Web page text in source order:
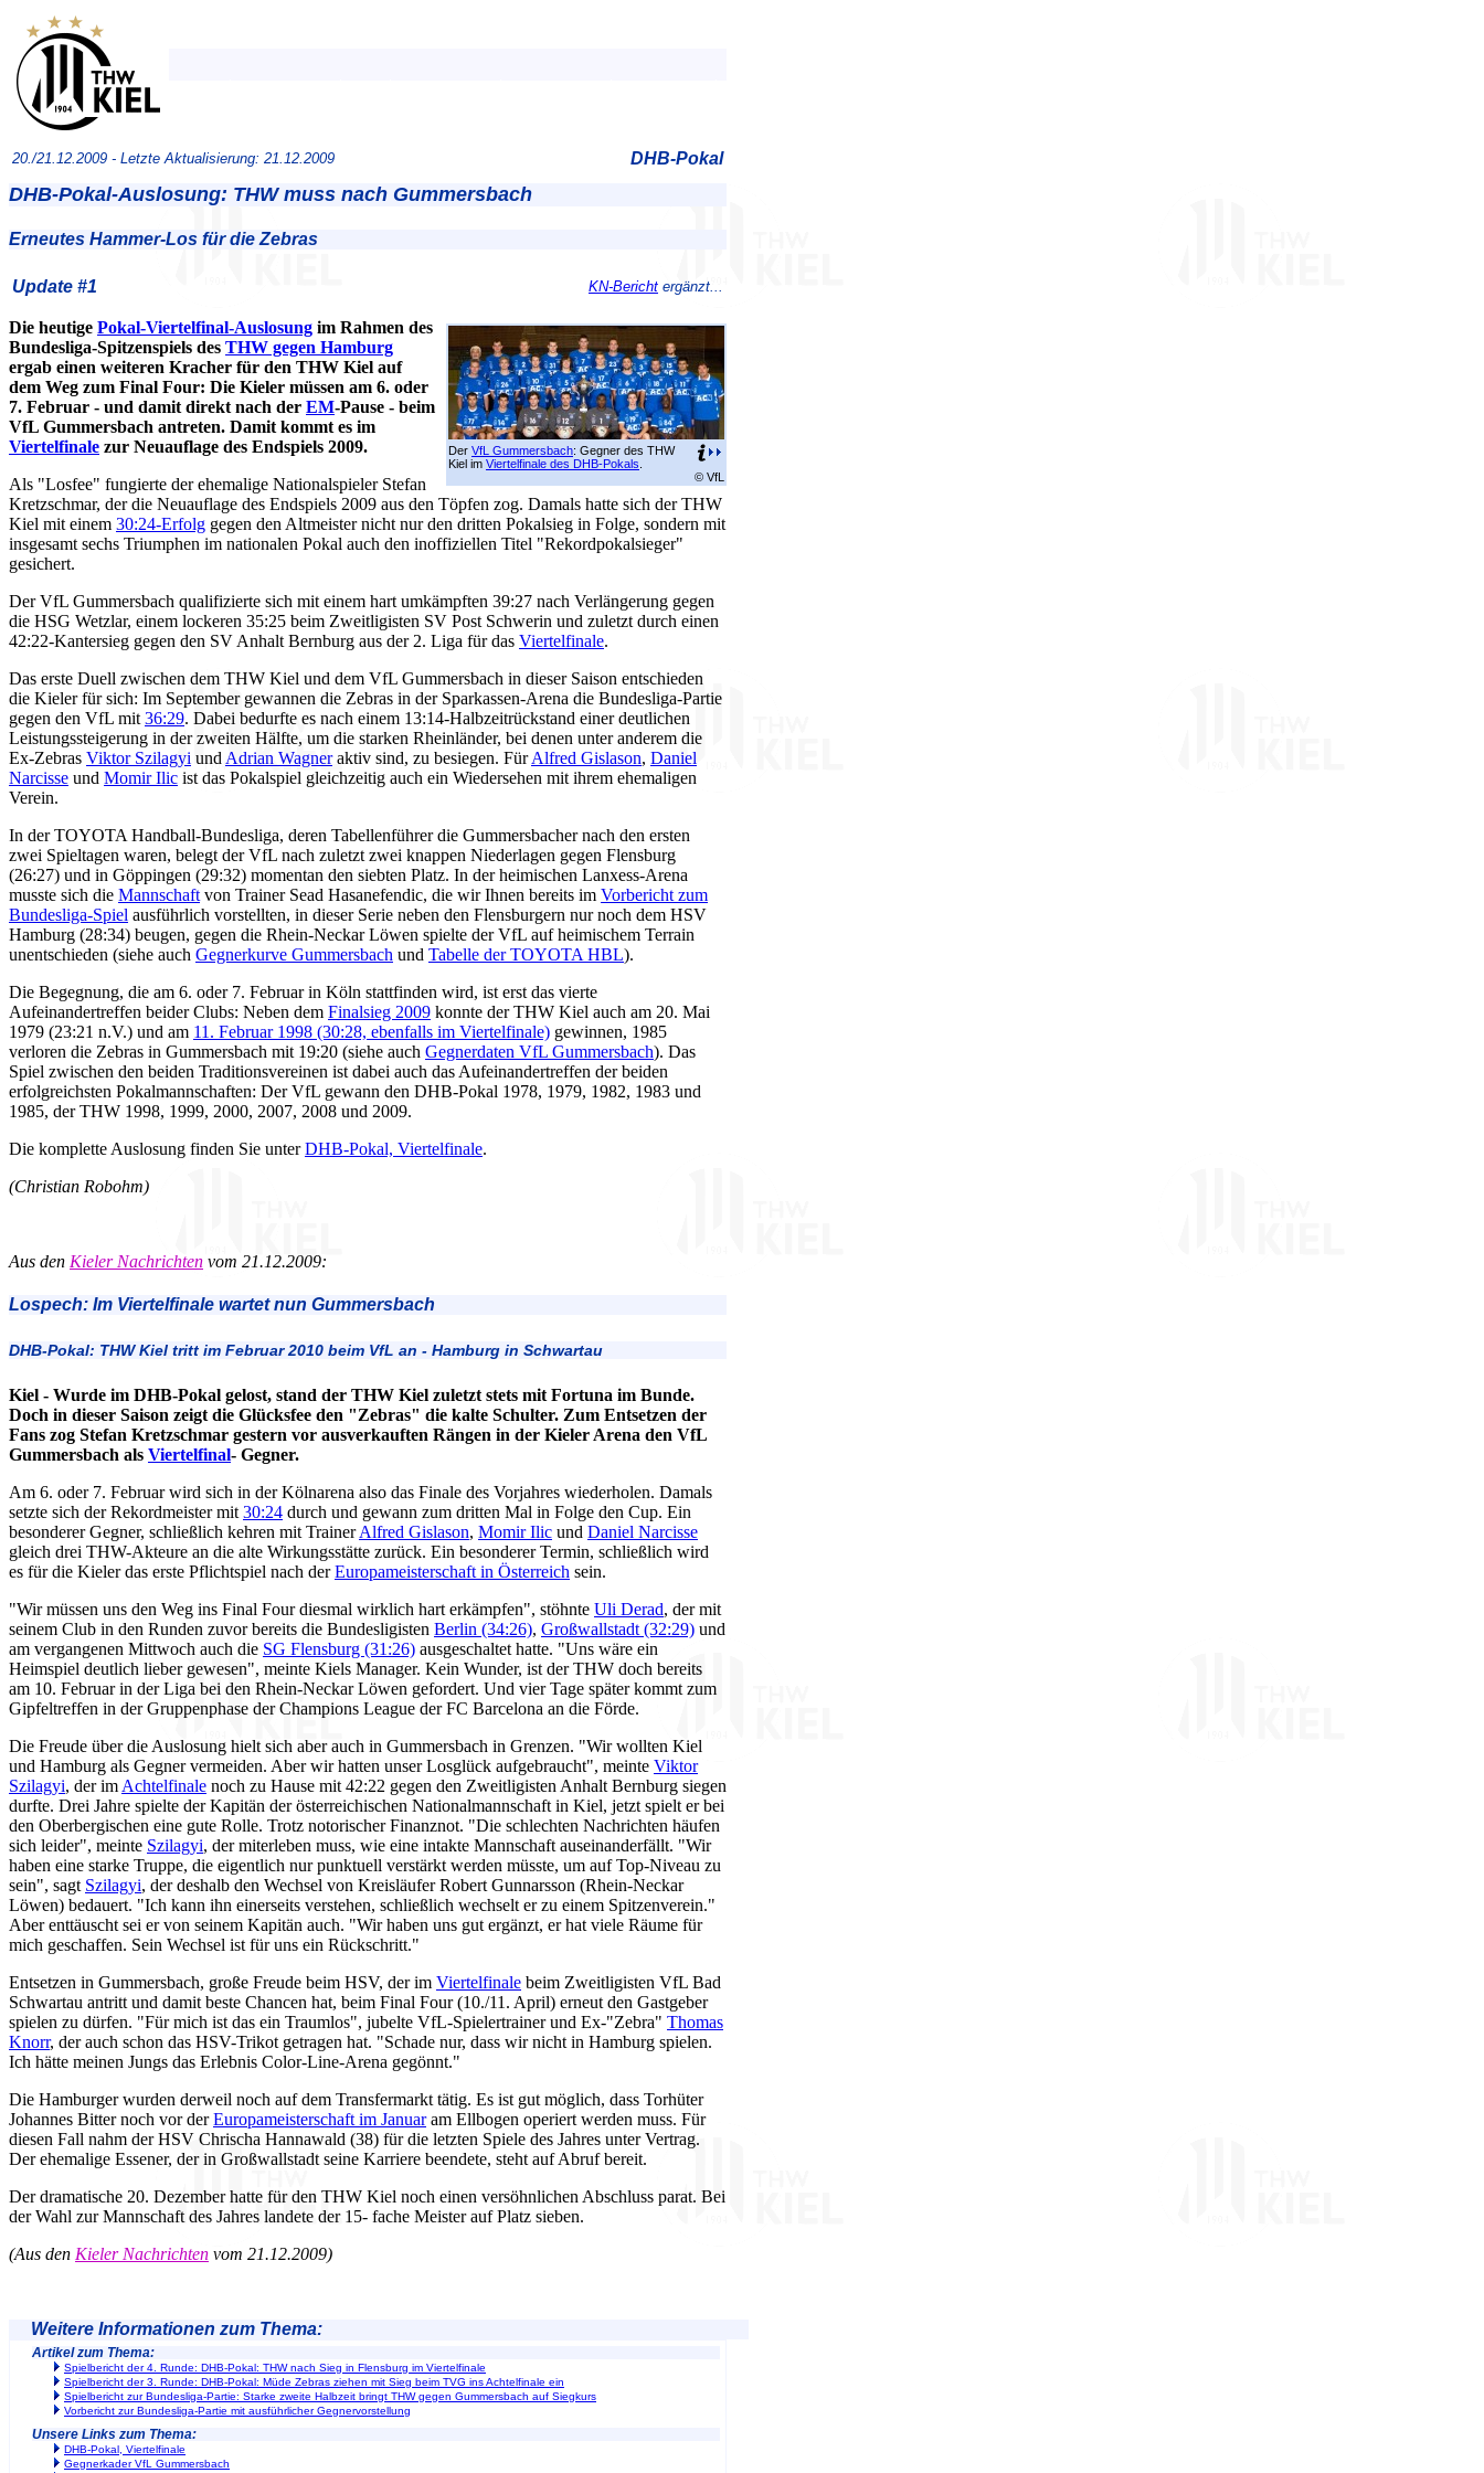
20./21.12.2009 - Letzte Aktualisierung: 21.12.2009 DHB-Pokal
DHB-Pokal-Auslosung: THW muss nach Gummersbach
Erneutes Hammer-Los für die Zebras
Update #1 KN-Bericht ergänzt...
Der VfL Gummersbach: Gegner des THW
Kiel im Viertelfinale des DHB-Pokals
© VfL
Die heutige Pokal-Viertelfinal-Auslosung im Rahmen des
Bundesliga-Spitzenspiels des THW gegen Hamburg
ergab einen weiteren Kracher für den THW Kiel auf
dem Weg zum Final Four: Die Kieler müssen am 6. oder
7. Februar - und damit direkt nach der EM-Pause - beim
VfL Gummersbach antreten. Damit kommt es im
Viertelfinale zur Neuauflage des Endspiels 2009.
Als "Losfee" fungierte der ehemalige Nationalspieler Stefan
Kretzschmar, der die Neuauflage des Endspiels 2009 aus den Töpfen zog. Damals hatte sich der THW
Kiel mit einem 30:24-Erfolg gegen den Altmeister nicht nur den dritten Pokalsieg in Folge, sondern mit
insgesamt sechs Triumphen im nationalen Pokal auch den inoffiziellen Titel "Rekordpokalsieger"
gesichert.
Der VfL Gummersbach qualifizierte sich mit einem hart umkämpften 39:27 nach Verlängerung gegen
die HSG Wetzlar, einem lockeren 35:25 beim Zweitligisten SV Post Schwerin und zuletzt durch einen
42:22-Kantersieg gegen den SV Anhalt Bernburg aus der 2. Liga für das Viertelfinale.
Das erste Duell zwischen dem THW Kiel und dem VfL Gummersbach in dieser Saison entschieden
die Kieler für sich: Im September gewannen die Zebras in der Sparkassen-Arena die Bundesliga-Partie
gegen den VfL mit 36:29. Dabei bedurfte es nach einem 13:14-Halbzeitrückstand einer deutlichen
Leistungssteigerung in der zweiten Hälfte, um die starken Rheinländer, bei denen unter anderem die
Ex-Zebras Viktor Szilagyi und Adrian Wagneraktiv sind, zu besiegen. FürAlfred Gislason, Daniel
Narcisse und Momir Ilic ist das Pokalspiel gleichzeitig auch ein Wiedersehen mit ihrem ehemaligen
Verein.
In der TOYOTA Handball-Bundesliga, deren Tabellenführer die Gummersbacher nach den ersten
zwei Spieltagen waren, belegt der VfL nach zuletzt zwei knappen Niederlagen gegen Flensburg
(26:27) und in Göppingen (29:32) momentan den siebten Platz. In der heimischen Lanxess-Arena
musste sich die Mannschaft von Trainer Sead Hasanefendic, die wir Ihnen bereits im Vorbericht zum
Bundesliga-Spiel ausführlich vorstellten, in dieser Serie neben den Flensburgern nur noch dem HSV
Hamburg (28:34) beugen, gegen die Rhein-Neckar Löwen spielte der VfL auf heimischem Terrain
unentschieden (siehe auch Gegnerkurve Gummersbach und Tabelle der TOYOTA HBL).
Die Begegnung, die am 6. oder 7. Februar in Köln stattfinden wird, ist erst das vierte
Aufeinandertreffen beider Clubs: Neben dem Finalsieg 2009 konnte der THW Kiel auch am 20. Mai
1979 (23:21 n.V.) und am 11. Februar 1998 (30:28, ebenfalls im Viertelfinale) gewinnen, 1985
verloren die Zebras in Gummersbach mit 19:20 (siehe auch Gegnerdaten VfL Gummersbach). Das
Spiel zwischen den beiden Traditionsvereinen ist dabei auch das Aufeinandertreffen der beiden
erfolgreichsten Pokalmannschaften: Der VfL gewann den DHB-Pokal 1978, 1979, 1982, 1983 und
1985, der THW 1998, 1999, 2000, 2007, 2008 und 2009.
Die komplette Auslosung finden Sie unterDHB-Pokal, Viertelfinale.
(Christian Robohm)
Aus den Kieler Nachrichten vom 21.12.2009:
Lospech: Im Viertelfinale wartet nun Gummersbach
DHB-Pokal: THW Kiel tritt im Februar 2010 beim VfL an - Hamburg in Schwartau
Kiel - Wurde im DHB-Pokal gelost, stand der THW Kiel zuletzt stets mit Fortuna im Bunde.
Doch in dieser Saison zeigt die Glücksfee den "Zebras" die kalte Schulter. Zum Entsetzen der
Fans zog Stefan Kretzschmar gestern vor ausverkauften Rängen in der Kieler Arena den VfL
Gummersbach als Viertelfinal- Gegner.
Am 6. oder 7. Februar wird sich in der Kölnarena also das Finale des Vorjahres wiederholen. Damals
setzte sich der Rekordmeister mit 30:24 durch und gewann zum dritten Mal in Folge den Cup. Ein
besonderer Gegner, schließlich kehren mit TrainerAlfred Gislason, Momir Ilic und Daniel Narcisse
gleich drei THW-Akteure an die alte Wirkungsstätte zurück. Ein besonderer Termin, schließlich wird
es für die Kieler das erste Pflichtspiel nach derEuropameisterschaft in Österreich sein.
"Wir müssen uns den Weg ins Final Four diesmal wirklich hart erkämpfen", stöhnte Uli Derad, der mit
seinem Club in den Runden zuvor bereits die Bundesligisten Berlin (34:26), Großwallstadt (32:29) und
am vergangenen Mittwoch auch die SG Flensburg (31:26) ausgeschaltet hatte. "Uns wäre ein
Heimspiel deutlich lieber gewesen", meinte Kiels Manager. Kein Wunder, ist der THW doch bereits
am 10. Februar in der Liga bei den Rhein-Neckar Löwen gefordert. Und vier Tage später kommt zum
Gipfeltreffen in der Gruppenphase der Champions League der FC Barcelona an die Förde.
Die Freude über die Auslosung hielt sich aber auch in Gummersbach in Grenzen. "Wir wollten Kiel
und Hamburg als Gegner vermeiden. Aber wir hatten unser Losglück aufgebraucht", meinte Viktor
Szilagyi, der im Achtelfinale noch zu Hause mit 42:22 gegen den Zweitligisten Anhalt Bernburg siegen
durfte. Drei Jahre spielte der Kapitän der österreichischen Nationalmannschaft in Kiel, jetzt spielt er bei
den Oberbergischen eine gute Rolle. Trotz notorischer Finanznot. "Die schlechten Nachrichten häufen
sich leider", meinte Szilagyi, der miterleben muss, wie eine intakte Mannschaft auseinanderfällt. "Wir
haben eine starke Truppe, die eigentlich nur punktuell verstärkt werden müsste, um auf Top-Niveau zu
sein", sagt Szilagyi, der deshalb den Wechsel von Kreisläufer Robert Gunnarsson (Rhein-Neckar
Löwen) bedauert. "Ich kann ihn einerseits verstehen, schließlich wechselt er zu einem Spitzenverein."
Aber enttäuscht sei er von seinem Kapitän auch. "Wir haben uns gut ergänzt, er hat viele Räume für
mich geschaffen. Sein Wechsel ist für uns ein Rückschritt."
Entsetzen in Gummersbach, große Freude beim HSV, der im Viertelfinale beim Zweitligisten VfL Bad
Schwartau antritt und damit beste Chancen hat, beim Final Four (10./11. April) erneut den Gastgeber
spielen zu dürfen. "Für mich ist das ein Traumlos", jubelte VfL-Spielertrainer und Ex-"Zebra" Thomas
Knorr, der auch schon das HSV-Trikot getragen hat. "Schade nur, dass wir nicht in Hamburg spielen.
Ich hätte meinen Jungs das Erlebnis Color-Line-Arena gegönnt."
Die Hamburger wurden derweil noch auf dem Transfermarkt tätig. Es ist gut möglich, dass Torhüter
Johannes Bitter noch vor derEuropameisterschaft im Januaram Ellbogen operiert werden muss. Für
diesen Fall nahm der HSV Chrischa Hannawald (38) für die letzten Spiele des Jahres unter Vertrag.
Der ehemalige Essener, der in Großwallstadt seine Karriere beendete, steht auf Abruf bereit.
Der dramatische 20. Dezember hatte für den THW Kiel noch einen versöhnlichen Abschluss parat. Bei
der Wahl zur Mannschaft des Jahres landete der 15- fache Meister auf Platz sieben.
(Aus den Kieler Nachrichten vom 21.12.2009)
Weitere Informationen zum Thema:
Artikel zum Thema:
Spielbericht der 4. Runde: DHB-Pokal: THW nach Sieg in Flensburg im Viertelfinale
Spielbericht der 3. Runde: DHB-Pokal: Müde Zebras ziehen mit Sieg beim TVG ins Achtelfinale ein
Spielbericht zur Bundesliga-Partie: Starke zweite Halbzeit bringt THW gegen Gummersbach auf Siegkurs
Vorbericht zur Bundesliga-Partie mit ausführlicher Gegnervorstellung
Unsere Links zum Thema:
DHB-Pokal, Viertelfinale
Gegnerkader VfL Gummersbach